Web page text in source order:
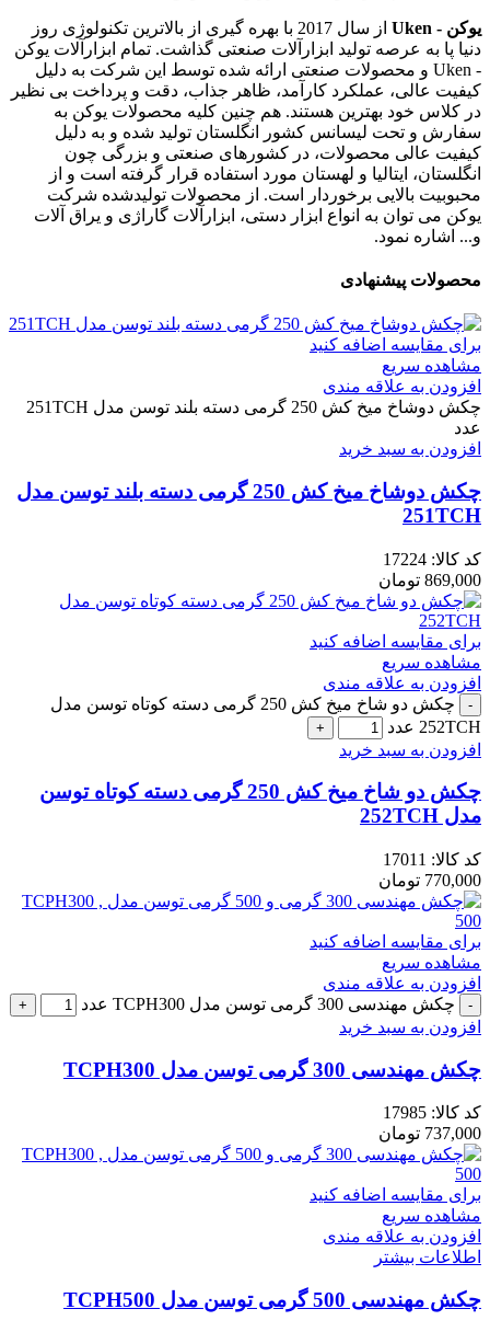
یوکن - Uken
از سال 2017 با بهره گیری از بالاترین تکنولوژی روز
دنیا پا به عرصه تولید ابزارآلات صنعتی گذاشت. تمام ابزارآلات یوکن
- Uken و محصولات صنعتی ارائه شده توسط این شرکت به دلیل
کیفیت عالی، عملکرد کارآمد، ظاهر جذاب، دقت و پرداخت بی نظیر
در کلاس خود بهترین هستند. هم چنین کلیه محصولات یوکن به
سفارش و تحت لیسانس کشور انگلستان تولید شده و به دلیل
کیفیت عالی محصولات، در کشورهای صنعتی و بزرگی چون
انگلستان، ایتالیا و لهستان مورد استفاده قرار گرفته است و از
محبوبیت بالایی برخوردار است. از محصولات تولیدشده شرکت
یوکن می توان به انواع ابزار دستی، ابزارآلات گاراژی و یراق آلات
و... اشاره نمود.
محصولات پیشنهادی
برای مقایسه اضافه کنید
مشاهده سریع
افزودن به علاقه مندی
چکش دوشاخ میخ کش 250 گرمی دسته بلند توسن مدل 251TCH
عدد
افزودن به سبد خرید
چکش دوشاخ میخ کش 250 گرمی دسته بلند توسن مدل
251TCH
کد کالا: 17224
869,000 تومان
برای مقایسه اضافه کنید
مشاهده سریع
افزودن به علاقه مندی
چکش دو شاخ میخ کش 250 گرمی دسته کوتاه توسن مدل
252TCH عدد
افزودن به سبد خرید
چکش دو شاخ میخ کش 250 گرمی دسته کوتاه توسن
مدل 252TCH
کد کالا: 17011
770,000 تومان
برای مقایسه اضافه کنید
مشاهده سریع
افزودن به علاقه مندی
چکش مهندسی 300 گرمی توسن مدل TCPH300 عدد
افزودن به سبد خرید
چکش مهندسی 300 گرمی توسن مدل TCPH300
کد کالا: 17985
737,000 تومان
برای مقایسه اضافه کنید
مشاهده سریع
افزودن به علاقه مندی
اطلاعات بیشتر
چکش مهندسی 500 گرمی توسن مدل TCPH500